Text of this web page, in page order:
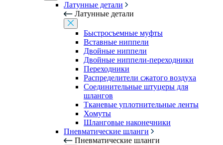
Латунные детали
Латунные детали
Быстросъемные муфты
Вставные ниппели
Двойные ниппели
Двойные ниппели-переходники
Переходники
Распределители сжатого воздуха
Соединительные штуцеры для
шлангов
Тканевые уплотнительные ленты
Хомуты
Шланговые наконечники
Пневматические шланги
Пневматические шланги